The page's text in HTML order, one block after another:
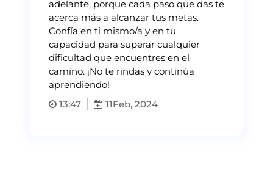
adelante, porque cada paso que das te
acerca más a alcanzar tus metas.
Confía en ti mismo/a y en tu
capacidad para superar cualquier
dificultad que encuentres en el
camino. ¡No te rindas y continúa
aprendiendo!
13:47
11Feb, 2024